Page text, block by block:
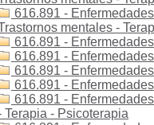
616.891 -
mentales -
616.891 -
616.891 -
616.891 -
616.891 -
616.891 -
Terapia - Psicoterapia